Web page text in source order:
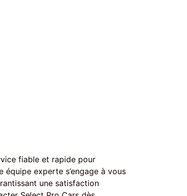
fiable et rapide pour
experte s’engage à vous
une satisfaction